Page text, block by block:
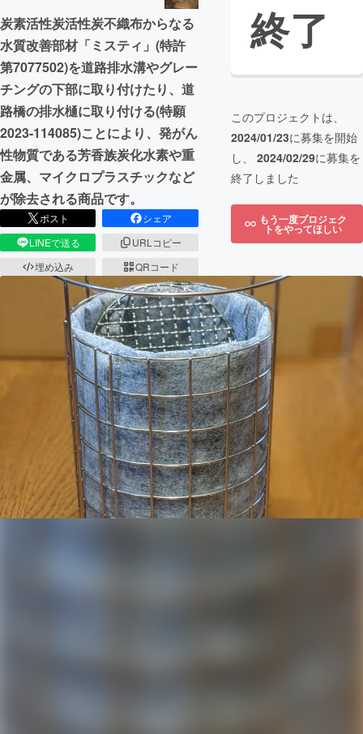
炭素活性炭活性炭不織布からなる
水質改善部材「ミスティ」(特許
第7077502)を道路排水溝やグレー
チングの下部に取り付けたり、道
路橋の排水樋に取り付ける(特願
2023-114085)ことにより、発がん
性物質である芳香族炭化水素や重
金属、マイクロプラスチックなど
が除去される商品です。
ポスト
シェア
LINEで送る
URLコピー
埋め込み
QRコード
終了
このプロジェクトは、
2024/01/23に募集を開始
し、 2024/02/29に募集を
終了しました
もう一度プロジェク
トをやってほしい